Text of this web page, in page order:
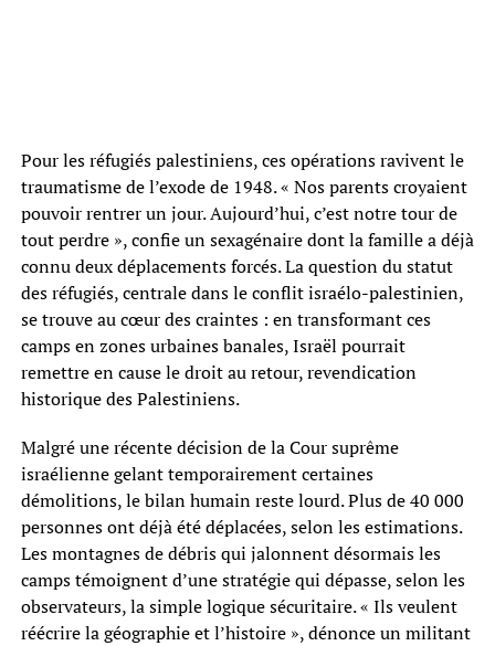
Pour les réfugiés palestiniens, ces opérations ravivent le
traumatisme de l’exode de 1948. « Nos parents croyaient
pouvoir rentrer un jour. Aujourd’hui, c’est notre tour de
tout perdre », confie un sexagénaire dont la famille a déjà
connu deux déplacements forcés. La question du statut
des réfugiés, centrale dans le conflit israélo-palestinien,
se trouve au cœur des craintes : en transformant ces
camps en zones urbaines banales, Israël pourrait
remettre en cause le droit au retour, revendication
historique des Palestiniens.
Malgré une récente décision de la Cour suprême
israélienne gelant temporairement certaines
démolitions, le bilan humain reste lourd. Plus de 40 000
personnes ont déjà été déplacées, selon les estimations.
Les montagnes de débris qui jalonnent désormais les
camps témoignent d’une stratégie qui dépasse, selon les
observateurs, la simple logique sécuritaire. « Ils veulent
réécrire la géographie et l’histoire », dénonce un militant